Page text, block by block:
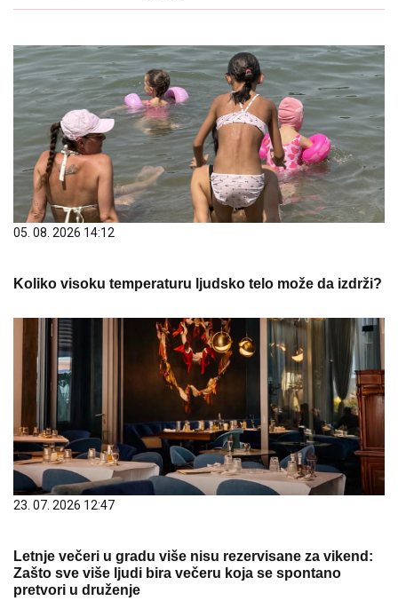
05. 08. 2026 14:12
Koliko visoku temperaturu ljudsko telo može da izdrži?
23. 07. 2026 12:47
Letnje večeri u gradu više nisu rezervisane za vikend:
Zašto sve više ljudi bira večeru koja se spontano
pretvori u druženje